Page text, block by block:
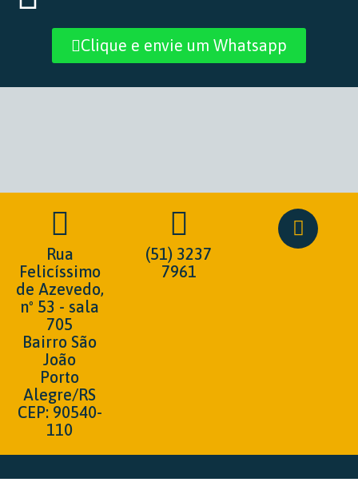
Clique e envie um Whatsapp
Rua
Felicíssimo
de Azevedo,
nº 53 - sala
705
Bairro São
João
Porto
Alegre/RS
CEP: 90540-
110
(51) 3237
7961